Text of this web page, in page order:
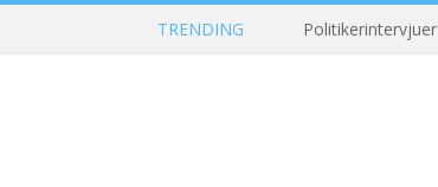
TRENDING Politikerintervjuer